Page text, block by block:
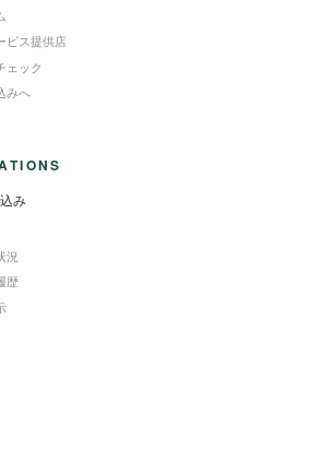
ビス提供店
ェック
みへ
み
況
歴